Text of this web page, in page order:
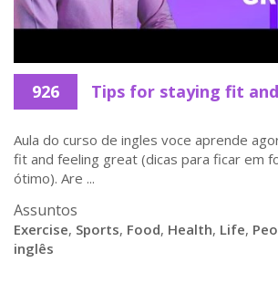
926 Tips for staying fit
Aula do curso de ingles voce aprende
fit and feeling great (dicas para ficar em
ótimo). Are ...
Assuntos
Exercise, Sports, Food, Health, Life,
inglês